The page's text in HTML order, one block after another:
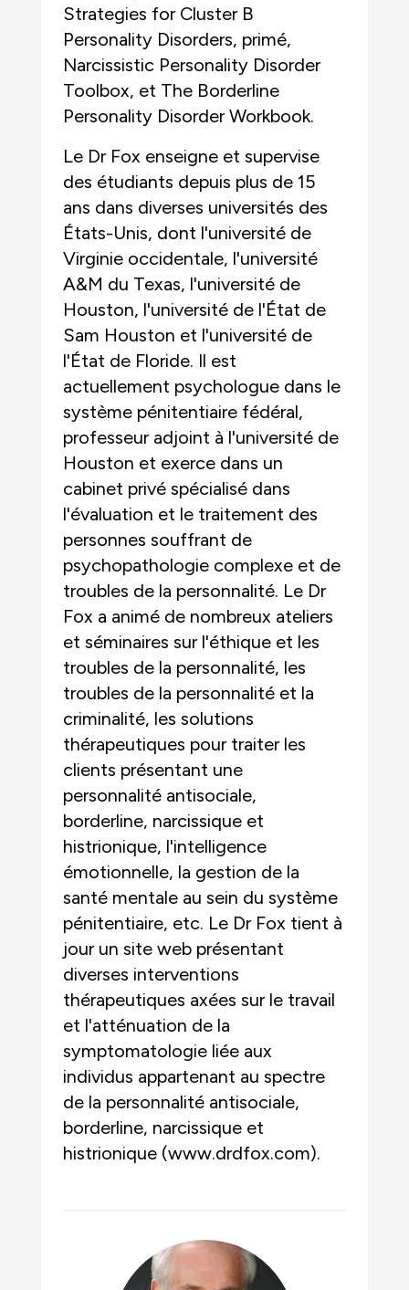
Strategies for Cluster B
Personality Disorders, primé,
Narcissistic Personality Disorder
Toolbox, et The Borderline
Personality Disorder Workbook.
Le Dr Fox enseigne et supervise
des étudiants depuis plus de 15
ans dans diverses universités des
États-Unis, dont l'université de
Virginie occidentale, l'université
A&M du Texas, l'université de
Houston, l'université de l'État de
Sam Houston et l'université de
l'État de Floride. Il est
actuellement psychologue dans le
système pénitentiaire fédéral,
professeur adjoint à l'université de
Houston et exerce dans un
cabinet privé spécialisé dans
l'évaluation et le traitement des
personnes souffrant de
psychopathologie complexe et de
troubles de la personnalité. Le Dr
Fox a animé de nombreux ateliers
et séminaires sur l'éthique et les
troubles de la personnalité, les
troubles de la personnalité et la
criminalité, les solutions
thérapeutiques pour traiter les
clients présentant une
personnalité antisociale,
borderline, narcissique et
histrionique, l'intelligence
émotionnelle, la gestion de la
santé mentale au sein du système
pénitentiaire, etc. Le Dr Fox tient à
jour un site web présentant
diverses interventions
thérapeutiques axées sur le travail
et l'atténuation de la
symptomatologie liée aux
individus appartenant au spectre
de la personnalité antisociale,
borderline, narcissique et
histrionique (www.drdfox.com).